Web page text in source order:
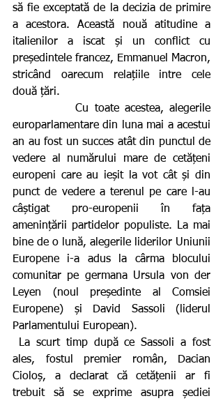
să fie exceptată de la decizia de primire
a acestora. Această nouă atitudine a
italienilor a iscat și un conflict cu
președintele francez, Emmanuel Macron,
stricând oarecum relațiile intre cele
două țări.
           Cu toate acestea, alegerile
europarlamentare din luna mai a acestui
an au fost un succes atât din punctul de
vedere al numărului mare de cetățeni
europeni care au ieșit la vot cât și din
punct de vedere a terenul pe care l-au
câștigat pro-europenii în fața
amenințării partidelor populiste. La mai
bine de o lună, alegerile liderilor Uniunii
Europene i-a adus la cârma blocului
comunitar pe germana Ursula von der
Leyen (noul președinte al Comsiei
Europene) și David Sassoli (liderul
Parlamentului European).
ales, fostul premier român, Dacian
Cioloș, a declarat că cetățenii ar fi
trebuit să se exprime asupra șediei